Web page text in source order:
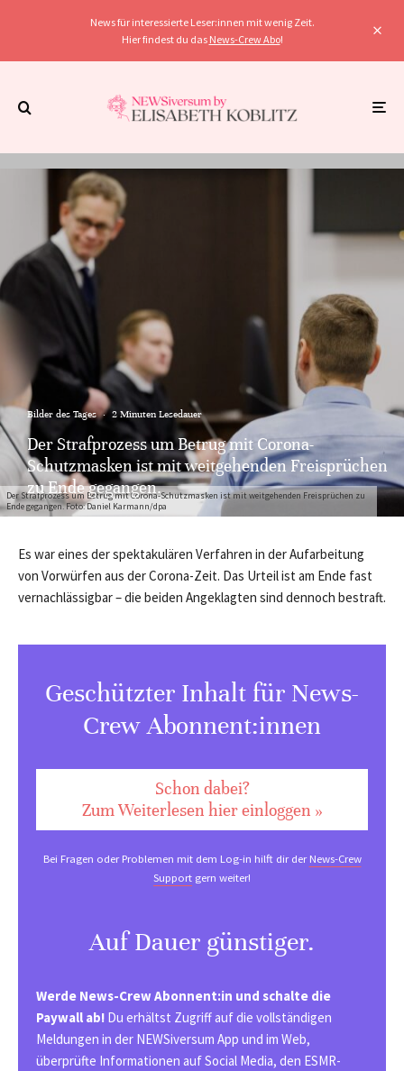
News für interessierte Leser:innen mit wenig Zeit.
Hier findest du das News-Crew Abo!
Der Strafprozess um Betrug mit Corona-Schutzmasken ist mit weitgehenden Freisprüchen zu
Ende gegangen. Foto: Daniel Karmann/dpa
Bilder des Tages · 2 Minuten Lesedauer
Der Strafprozess um Betrug mit Corona-
Schutzmasken ist mit weitgehenden Freisprüchen
zu Ende gegangen.
Es war eines der spektakulären Verfahren in der Aufarbeitung
von Vorwürfen aus der Corona-Zeit. Das Urteil ist am Ende fast
vernachlässigbar – die beiden Angeklagten sind dennoch bestraft.
Geschützter Inhalt für News-
Crew Abonnent:innen
Schon dabei?
Zum Weiterlesen hier einloggen »
Bei Fragen oder Problemen mit dem Log-in hilft dir derNews-Crew
Support gern weiter!
Auf Dauer günstiger.
Werde News-Crew Abonnent:in und schalte die
Paywall ab! Du erhältst Zugriff auf die vollständigen
Meldungen in der NEWSiversum App und im Web,
überprüfte Informationen auf Social Media, den ESMR-